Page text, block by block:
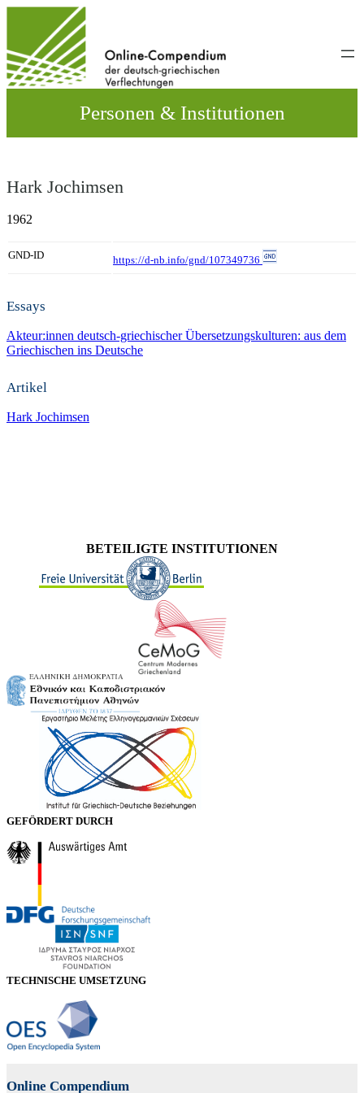
wechseln
Personen & Institutionen
Hark Jochimsen
1962
GND-ID https://d-nb.info/gnd/107349736
Essays
Akteur:innen deutsch-griechischer Übersetzungskulturen: aus dem
Griechischen ins Deutsche
Artikel
Hark Jochimsen
BETEILIGTE INSTITUTIONEN
GEFÖRDERT DURCH
TECHNISCHE UMSETZUNG
Online Compendium